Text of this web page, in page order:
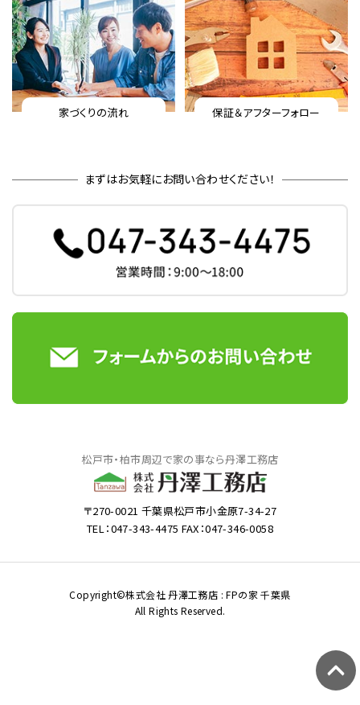
家づくりの流れ 保証＆アフターフォロー
まずはお気軽にお問い合わせください！
松戸市・柏市周辺で家の事なら丹澤工務店
〒270-0021 千葉県松戸市小金原7-34-27
TEL：047-343-4475 FAX：047-346-0058
Copyright©株式会社 丹澤工務店 : FPの家 千葉県
All Rights Reserved.